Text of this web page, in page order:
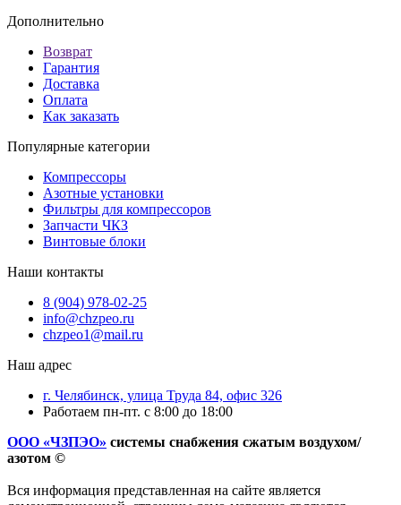
Дополнительно
Возврат
Гарантия
Доставка
Оплата
Как заказать
Популярные категории
Компрессоры
Азотные установки
Фильтры для компрессоров
Запчасти ЧКЗ
Винтовые блоки
Наши контакты
8 (904) 978-02-25
info@chzpeo.ru
chzpeo1@mail.ru
Наш адрес
г. Челябинск, улица Труда 84, офис 326
Работаем пн-пт. с 8:00 до 18:00
ООО «ЧЗПЭО» системы снабжения сжатым воздухом/
азотом ©
Вся информация представленная на сайте является